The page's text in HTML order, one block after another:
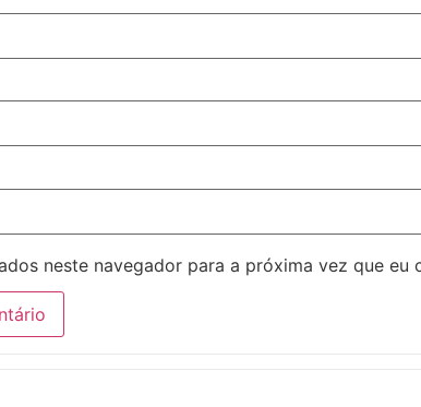
neste navegador para a próxima vez que eu